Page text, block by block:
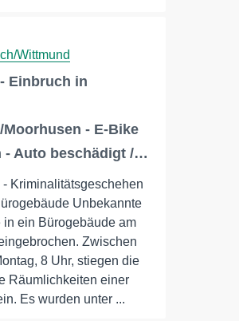
Wittmund
Einbruch in
- E-Bike
- Auto beschädigt /…
- Kriminalitätsgeschehen
Unbekannte
ein Bürogebäude am
Zwischen
8 Uhr, stiegen die
Räumlichkeiten einer
Es wurden unter ...